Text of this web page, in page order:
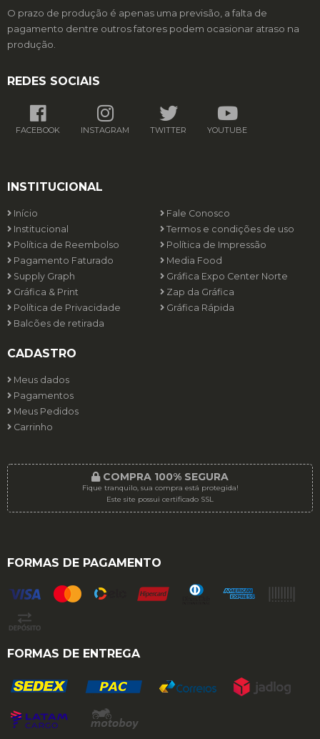
O prazo de produção é apenas uma previsão, a falta de
pagamento dentre outros fatores podem ocasionar atraso na
produção.
REDES SOCIAIS
FACEBOOK INSTAGRAM TWITTER YOUTUBE
INSTITUCIONAL
Início
Fale Conosco
Institucional
Termos e condições de uso
Política de Reembolso
Política de Impressão
Pagamento Faturado
Media Food
Supply Graph
Gráfica Expo Center Norte
Gráfica & Print
Zap da Gráfica
Política de Privacidade
Gráfica Rápida
Balcões de retirada
CADASTRO
Meus dados
Pagamentos
Meus Pedidos
Carrinho
COMPRA 100% SEGURA
Fique tranquilo, sua compra está protegida!
Este site possui certificado SSL
FORMAS DE PAGAMENTO
FORMAS DE ENTREGA